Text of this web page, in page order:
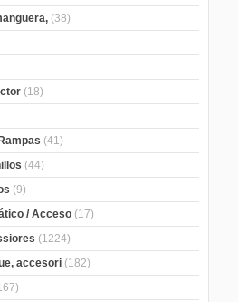
(38)
(18)
(41)
(44)
(9)
/ Acceso (17)
(1224)
accesori (182)